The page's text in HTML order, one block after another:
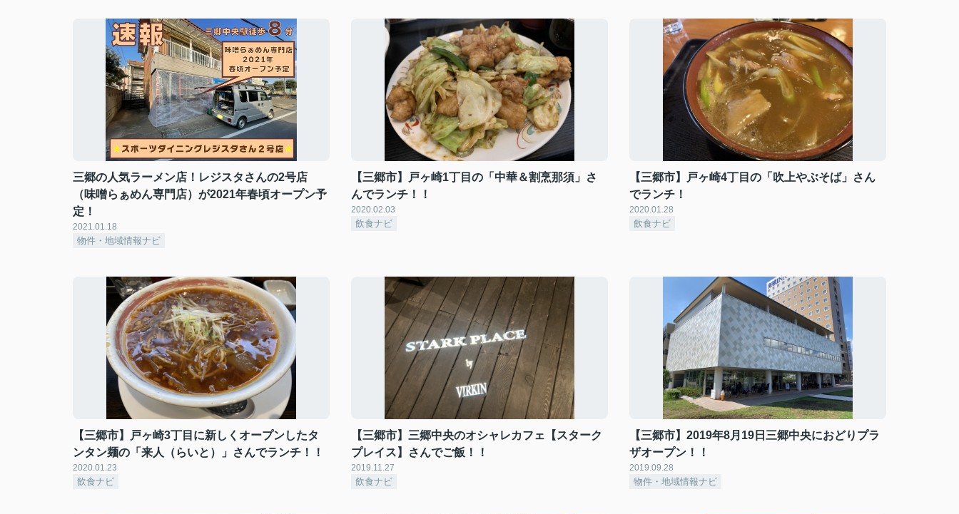
三郷の人気ラーメン店！レジスタさんの2号店
（味噌らぁめん専門店）が2021年春頃オープン予
定！
2021.01.18
物件・地域情報ナビ
【三郷市】戸ヶ崎1丁目の「中華＆割烹那須」さ
んでランチ！！
2020.02.03
飲食ナビ
【三郷市】戸ヶ崎4丁目の「吹上やぶそば」さん
でランチ！
2020.01.28
飲食ナビ
【三郷市】戸ヶ崎3丁目に新しくオープンしたタ
ンタン麺の「来人（らいと）」さんでランチ！！
2020.01.23
飲食ナビ
【三郷市】三郷中央のオシャレカフェ【スターク
プレイス】さんでご飯！！
2019.11.27
飲食ナビ
【三郷市】2019年8月19日三郷中央におどりプラ
ザオープン！！
2019.09.28
物件・地域情報ナビ